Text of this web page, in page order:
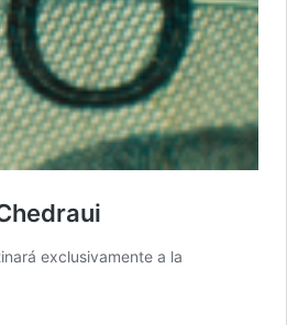
exclusivamente a la